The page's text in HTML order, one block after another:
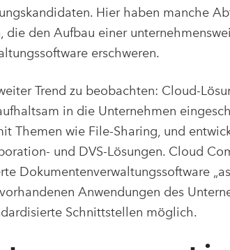
Hier haben manche
die den Aufbau einer
erschweren.
Trend zu beobachten: Cloud-
in die Unternehmen
Themen wie File-Sharing, und
und DVS-Lösungen. Cloud
Dokumentenverwaltungssoftware
Anwendungen des
Schnittstellen möglich.